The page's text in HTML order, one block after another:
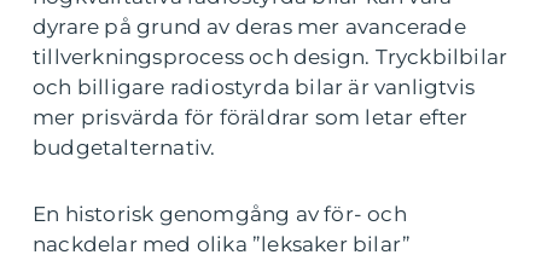
dyrare på grund av deras mer avancerade
tillverkningsprocess och design. Tryckbilbilar
och billigare radiostyrda bilar är vanligtvis
mer prisvärda för föräldrar som letar efter
budgetalternativ.
En historisk genomgång av för- och
nackdelar med olika ”leksaker bilar”